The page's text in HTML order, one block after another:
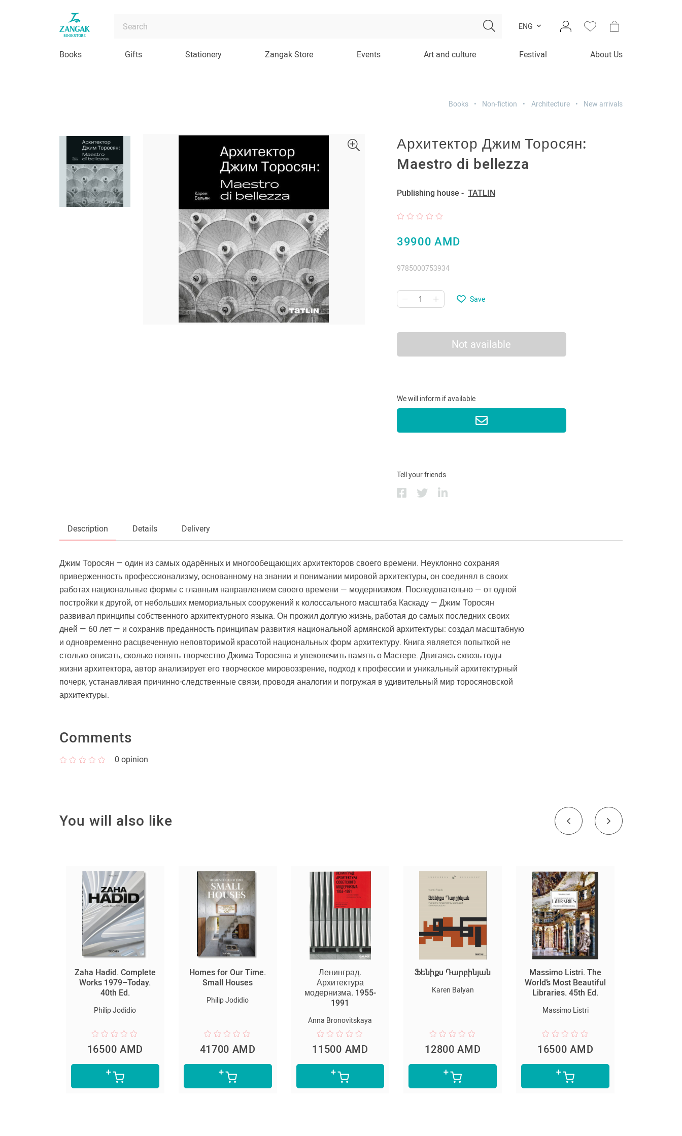
ENG
Books Gifts Stationery Zangak Store Events Art and culture Festival About Us
Books Non-fiction Architecture New arrivals
Архитектор Джим Торосян:
Maestro di bellezza
Publishing house - TATLIN
39900 AMD
9785000753934
Save
Not available
We will inform if available
Tell your friends
Description Details Delivery
Джим Торосян — один из самых одарённых и многообещающих архитекторов своего времени. Неуклонно сохраняя
приверженность профессионализму, основанному на знании и понимании мировой архитектуры, он соединял в своих
работах национальные формы с главным направлением своего времени — модернизмом. Последовательно — от одной
постройки к другой, от небольших мемориальных сооружений к колоссального масштаба Каскаду — Джим Торосян
развивал принципы собственного архитектурного языка. Он прожил долгую жизнь, работая до самых последних своих
дней — 60 лет — и сохранив преданность принципам развития национальной армянской архитектуры: создал масштабную
и одновременно расцвеченную неповторимой красотой национальных форм архитектуру. Книга является попыткой не
столько описать, сколько понять творчество Джима Торосяна и увековечить память о Мастере. Двигаясь сквозь годы
жизни архитектора, автор анализирует его творческое мировоззрение, подход к профессии и уникальный архитектурный
почерк, устанавливая причинно-следственные связи, проводя аналогии и погружая в удивительный мир торосяновской
архитектуры.
Comments
0 opinion
You will also like
Zaha Hadid. Complete
Works 1979–Today.
40th Ed.
Philip Jodidio
16500 AMD
Homes for Our Time.
Small Houses
Philip Jodidio
41700 AMD
Ленинград.
Архитектура
модернизма. 1955-
1991
Anna Bronovitskaya
11500 AMD
Ֆենիքս Դարբինյան
Karen Balyan
12800 AMD
Massimo Listri. The
World’s Most Beautiful
Libraries. 45th Ed.
Massimo Listri
16500 AMD